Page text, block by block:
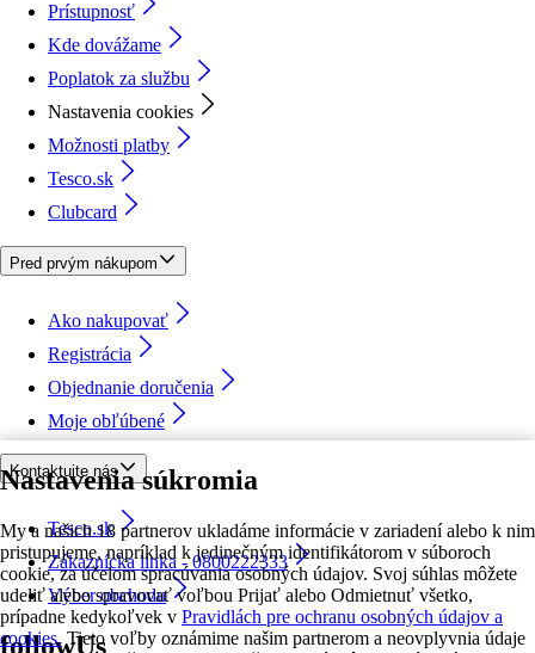
Nastavenia súkromia
My a našich 18 partnerov ukladáme informácie v zariadení alebo k nim
pristupujeme, napríklad k jedinečným identifikátorom v súboroch
cookie, za účelom spracúvania osobných údajov. Svoj súhlas môžete
udeliť alebo spravovať voľbou Prijať alebo Odmietnuť všetko,
prípadne kedykoľvek v Pravidlách pre ochranu osobných údajov a
cookies. Tieto voľby oznámime našim partnerom a neovplyvnia údaje
Prístupnosť
Kde dovážame
Poplatok za službu
Nastavenia cookies
Možnosti platby
Tesco.sk
Clubcard
Pred prvým nákupom
Ako nakupovať
Registrácia
Objednanie doručenia
Moje obľúbené
Kontaktujte nás
Tesco.sk
Zákaznícka linka - 0800222333
Výber obchodu
followUs